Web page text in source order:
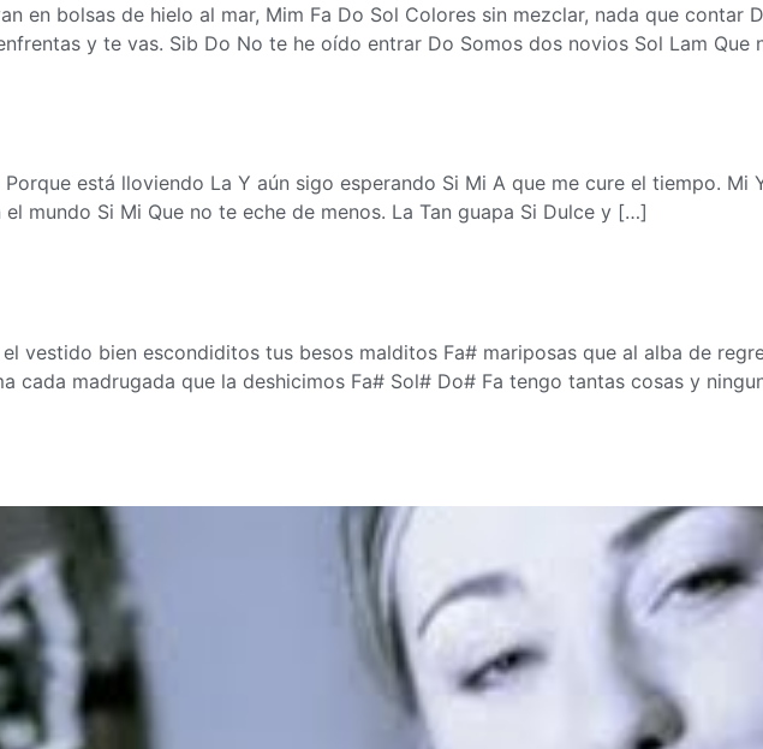
en bolsas de hielo al mar, Mim Fa Do Sol Colores sin mezclar, nada que contar
y te vas. Sib Do No te he oído entrar Do Somos dos novios Sol Lam Que
está lloviendo La Y aún sigo esperando Si Mi A que me cure el tiempo. Mi
mundo Si Mi Que no te eche de menos. La Tan guapa Si Dulce y […]
vestido bien escondiditos tus besos malditos Fa# mariposas que al alba de
cada madrugada que la deshicimos Fa# Sol# Do# Fa tengo tantas cosas y